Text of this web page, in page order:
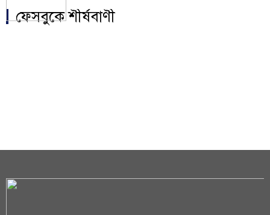
ফেসবুকে শীর্ষবাণী